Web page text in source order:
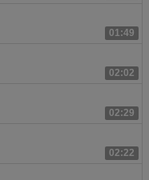
01:49
02:02
02:29
02:22